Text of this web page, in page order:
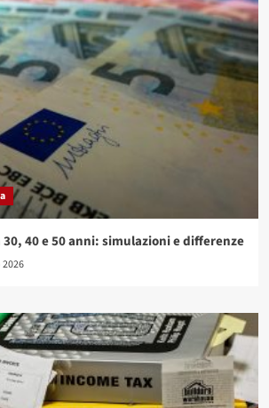
40 e 50 anni: simulazioni e differenze